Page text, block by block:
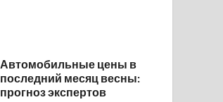
Автомобильные цены в
последний месяц весны:
прогноз экспертов